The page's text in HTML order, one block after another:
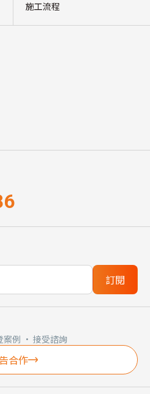
施工流程
訂閱
案例 · 接受諮詢
合作